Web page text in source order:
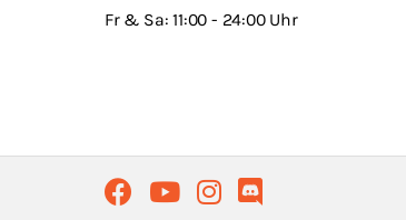
Fr & Sa: 11:00 - 24:00 Uhr